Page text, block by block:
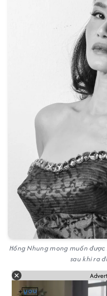
Hồng Nhung mong muốn
sau khi ra